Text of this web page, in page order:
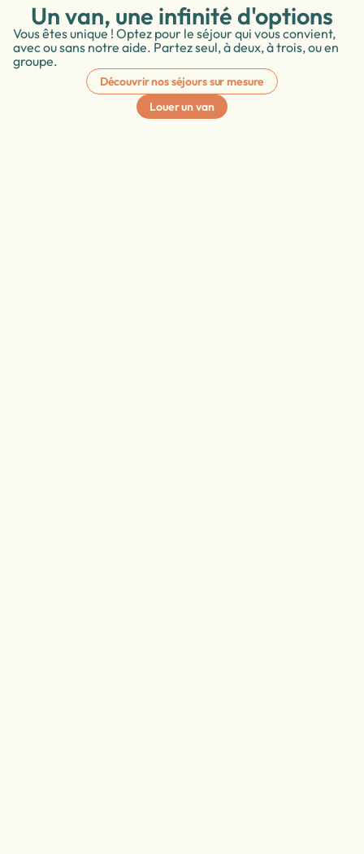
Un van, une infinité d'options
Vous êtes unique ! Optez pour le séjour qui vous convient,
avec ou sans notre aide. Partez seul, à deux, à trois, ou en
groupe.
Découvrir nos séjours sur mesure
Louer un van